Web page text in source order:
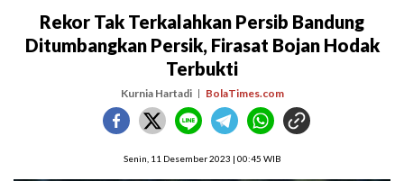
Rekor Tak Terkalahkan Persib Bandung
Ditumbangkan Persik, Firasat Bojan Hodak
Terbukti
Kurnia Hartadi BolaTimes.com
Senin, 11 Desember 2023 | 00:45 WIB